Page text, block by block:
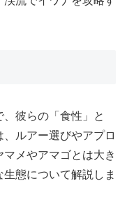
彼らの「食性」と
、ルアー選びやアプロ
メやアマゴとは大き
態について解説しま